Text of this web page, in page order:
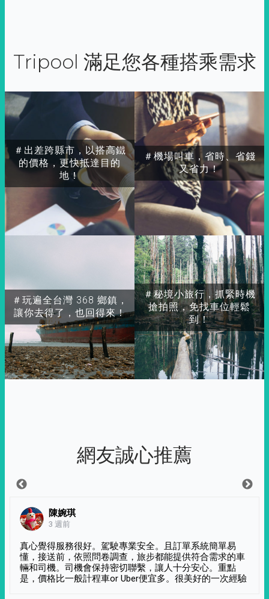
Tripool 滿足您各種搭乘需求
＃出差跨縣市，以搭高鐵
的價格，更快抵達目的
地！
＃玩遍全台灣 368 鄉鎮，
讓你去得了，也回得來！
＃秘境小旅行，抓緊時機
搶拍照，免找車位輕鬆
到！
＃機場叫車，省時、省錢
又省力！
網友誠心推薦
陳婉琪
3 週前
真心覺得服務很好。駕駛專業安全。且訂單系統簡單易
懂，接送前，依照問卷調查，旅步都能提供符合需求的車
輛和司機。司機會保持密切聯繫，讓人十分安心。重點
是，價格比一般計程車or Uber便宜多。很美好的一次經驗